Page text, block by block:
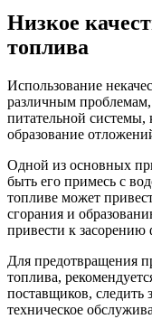
Низкое
топлива
Использование
различным проблемам,
питательной системы,
образование
Одной из основных
быть его примесь с
топливе может
сгорания и
привести к
Для предотвращения
топлива,
поставщиков, следить
техническое